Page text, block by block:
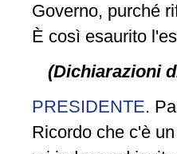
Governo, purché
È così esaurito
(Dichiarazioni
PRESIDENTE.
Ricordo che c'è